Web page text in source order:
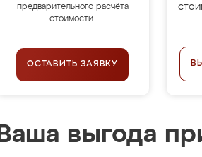
предварительного расчёта
стоимости.
ОСТАВИТЬ ЗАЯВКУ
Ваша выгода